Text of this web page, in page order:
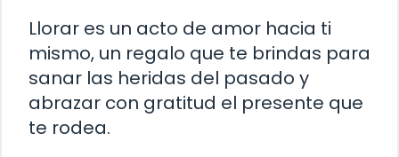
Llorar es un acto de amor hacia ti
mismo, un regalo que te brindas para
sanar las heridas del pasado y
abrazar con gratitud el presente que
te rodea.